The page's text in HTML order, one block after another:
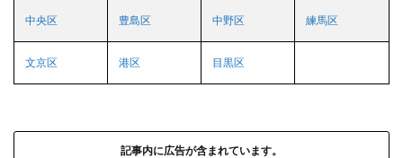
中央区 豊島区 中野区 練馬区
文京区 港区 目黒区
記事内に広告が含まれています。